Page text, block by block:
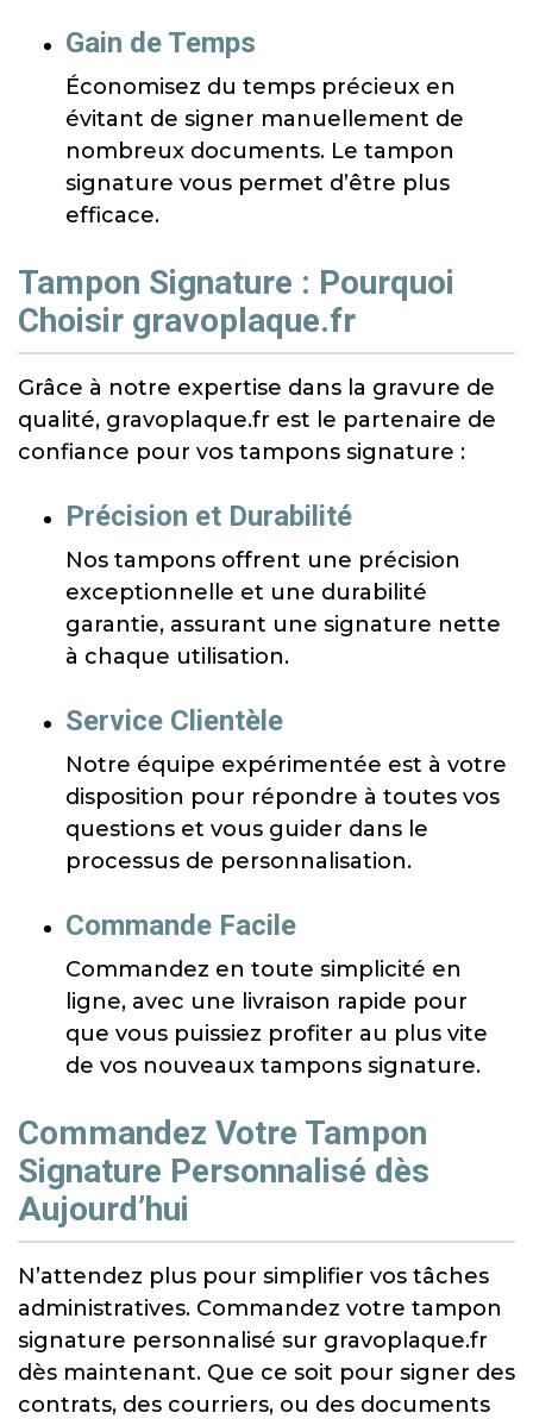
Gain de Temps
Économisez du temps précieux en
évitant de signer manuellement de
nombreux documents. Le tampon
signature vous permet d’être plus
efficace.
Tampon Signature : Pourquoi
Choisir gravoplaque.fr
Grâce à notre expertise dans la gravure de
qualité, gravoplaque.fr est le partenaire de
confiance pour vos tampons signature :
Précision et Durabilité
Nos tampons offrent une précision
exceptionnelle et une durabilité
garantie, assurant une signature nette
à chaque utilisation.
Service Clientèle
Notre équipe expérimentée est à votre
disposition pour répondre à toutes vos
questions et vous guider dans le
processus de personnalisation.
Commande Facile
Commandez en toute simplicité en
ligne, avec une livraison rapide pour
que vous puissiez profiter au plus vite
de vos nouveaux tampons signature.
Commandez Votre Tampon
Signature Personnalisé dès
Aujourd’hui
N’attendez plus pour simplifier vos tâches
administratives. Commandez votre tampon
signature personnalisé sur gravoplaque.fr
dès maintenant. Que ce soit pour signer des
contrats, des courriers, ou des documents